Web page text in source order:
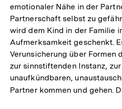
emotionaler Nähe in der
Partnerschaft selbst zu
wird dem Kind in der Familie
Aufmerksamkeit geschenkt.
Verunsicherung über Formen
zur sinnstiftenden Instanz,
unaufkündbaren,
Partner kommen und gehen.